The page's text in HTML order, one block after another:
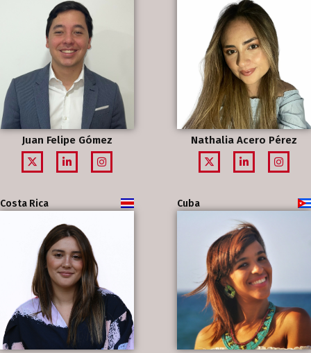
Juan Felipe Gómez Nathalia Acero Pérez
Costa Rica Cuba